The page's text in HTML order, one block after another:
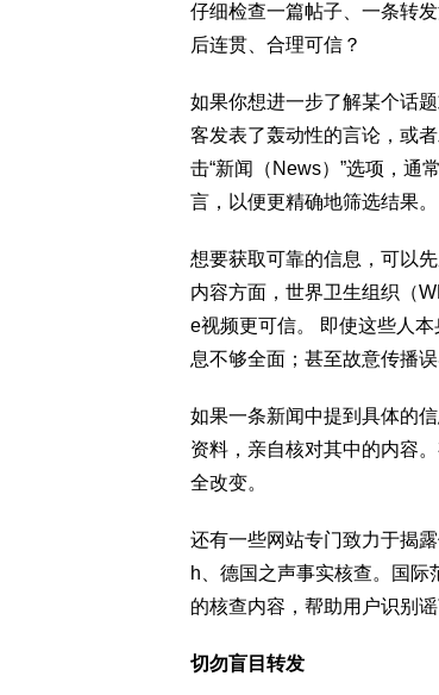
仔细检查一篇帖子、一条转
后连贯、合理可信？
如果你想进一步了解某个话
客发表了轰动性的言论，或
击“新闻（News）”选项，通
言，以便更精确地筛选结果。
想要获取可靠的信息，可以
内容方面，世界卫生组织（
e视频更可信。 即使这些人
息不够全面；甚至故意传播误
如果一条新闻中提到具体的
资料，亲自核对其中的内容
全改变。
还有一些网站专门致力于揭
h、德国之声事实核查。国
的核查内容，帮助用户识别谣
切勿盲目转发